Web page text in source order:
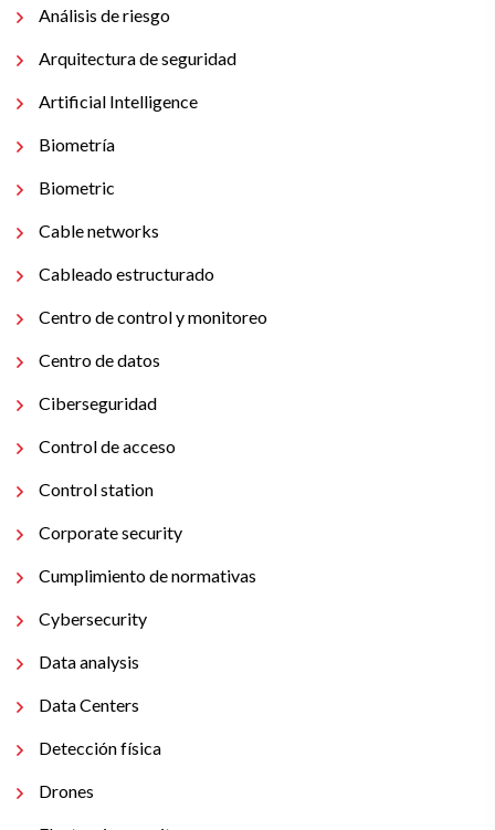
Análisis de riesgo
Arquitectura de seguridad
Artificial Intelligence
Biometría
Biometric
Cable networks
Cableado estructurado
Centro de control y monitoreo
Centro de datos
Ciberseguridad
Control de acceso
Control station
Corporate security
Cumplimiento de normativas
Cybersecurity
Data analysis
Data Centers
Detección física
Drones